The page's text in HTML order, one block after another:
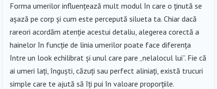
Forma umerilor influențează mult modul în care o ținută se
așază pe corp și cum este percepută silueta ta. Chiar dacă
rareori acordăm atenție acestui detaliu, alegerea corectă a
hainelor în funcție de linia umerilor poate face diferența
între un look echilibrat și unul care pare „nelalocul lui”. Fie că
ai umeri lați, înguşti, căzuți sau perfect aliniați, există trucuri
simple care te ajută să îți pui în valoare proporțiile.